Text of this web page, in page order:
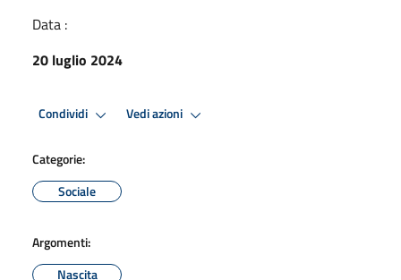
Data :
20 luglio 2024
Condividi Vedi azioni
Categorie:
Sociale
Argomenti:
Nascita